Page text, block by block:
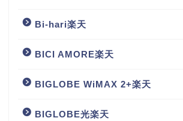
Bi-hari楽天
BICI AMORE楽天
BIGLOBE WiMAX 2+楽天
BIGLOBE光楽天